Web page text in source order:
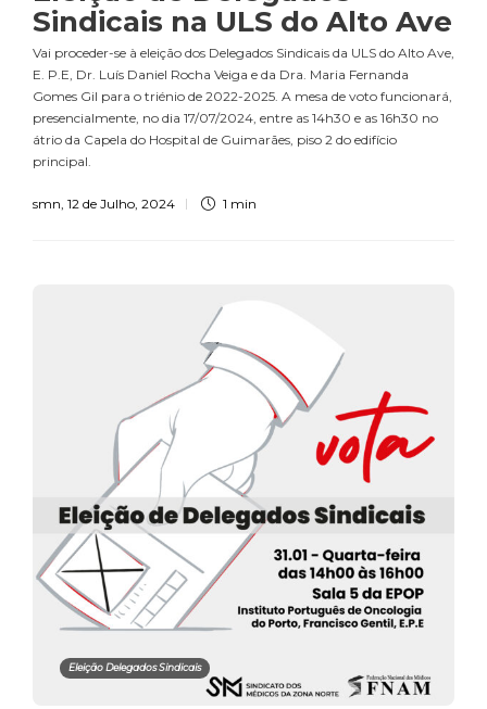
Sindicais na ULS do Alto Ave
Vai proceder-se à eleição dos Delegados Sindicais da ULS do Alto Ave,
E. P.E, Dr. Luís Daniel Rocha Veiga e da Dra. Maria Fernanda
Gomes Gil para o triénio de 2022-2025. A mesa de voto funcionará,
presencialmente, no dia 17/07/2024, entre as 14h30 e as 16h30 no
átrio da Capela do Hospital de Guimarães, piso 2 do edifício
principal.
smn 12 de Julho, 2024 1 min
Eleição Delegados Sindicais